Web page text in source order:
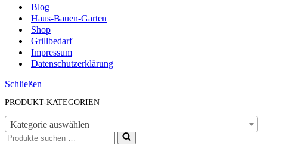
Blog
Haus-Bauen-Garten
Shop
Grillbedarf
Impressum
Datenschutzerklärung
Schließen
PRODUKT-KATEGORIEN
Kategorie auswählen
Suchen
nach …